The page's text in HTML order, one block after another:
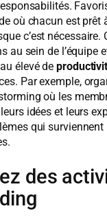
où chacun est prêt
c’est nécessaire.
au sein de l’équipe
élevé de
Par exemple,
où les
idées et leurs
qui
des